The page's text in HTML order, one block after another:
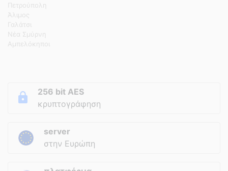
Πετρούπολη
Άλιμος
Γαλάτσι
Νέα Σμύρνη
Αμπελόκηποι
256 bit AES
κρυπτογράφηση
server
στην Ευρώπη